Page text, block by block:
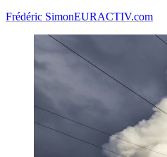
Frédéric SimonEURACTIV.com